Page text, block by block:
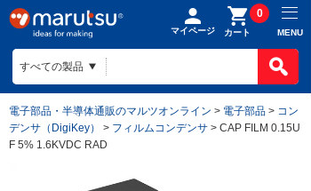
マイページ カート
0
MENU
電子部品・半導体通販のマルツオンライン > 電子部品 > コン
デンサ（DigiKey）
> フィルムコンデンサ > CAP FILM 0.15U
F 5% 1.6KVDC RAD